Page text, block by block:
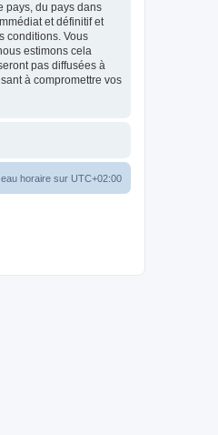
pays, du pays dans
et définitif et
conditions. Vous
estimons cela
pas diffusées à
à compromettre vos
horaire sur UTC+02:00